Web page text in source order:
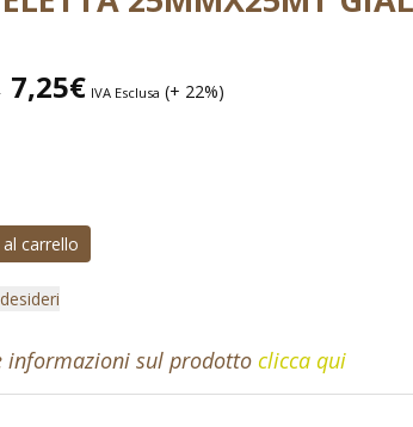
7,25€ IVA Esclusa (+ 22%)
carrello
informazioni sul prodottoclicca qui